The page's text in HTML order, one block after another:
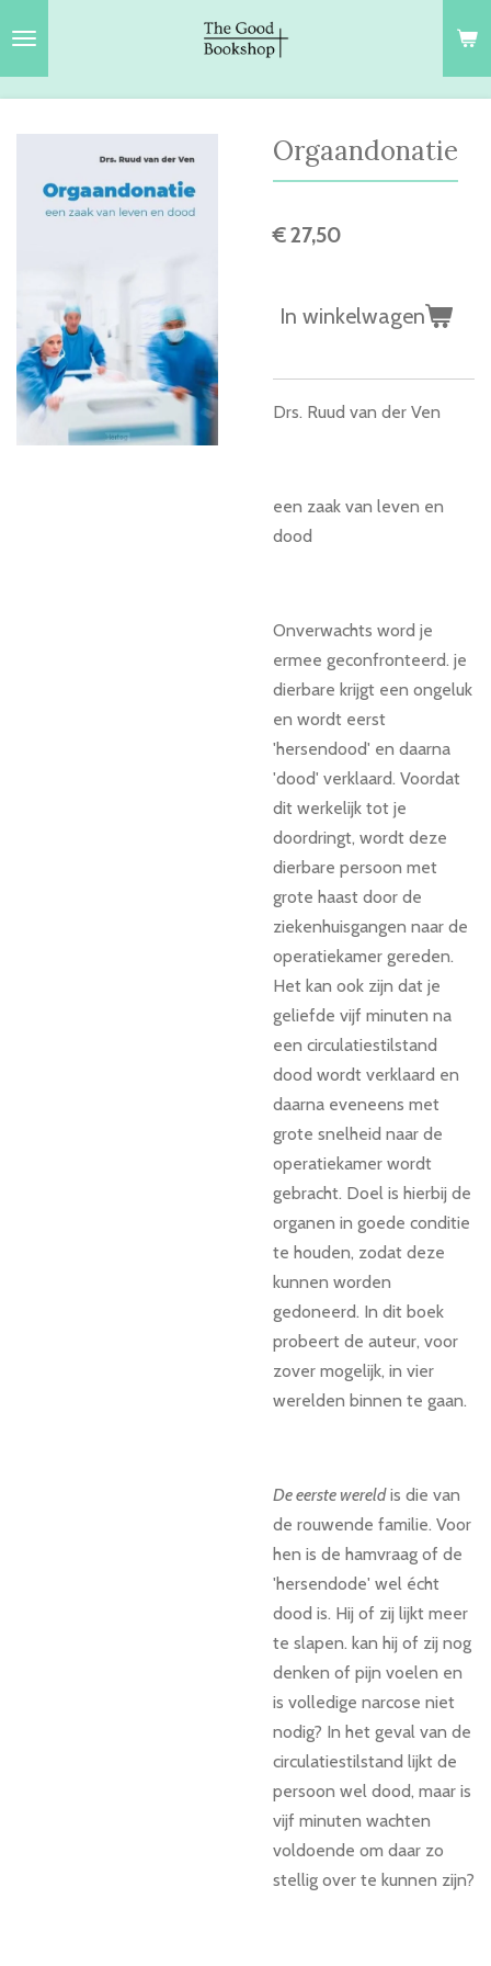
Orgaandonatie
€ 27,50
In winkelwagen
Drs. Ruud van der Ven
een zaak van leven en
dood
Onverwachts word je
ermee geconfronteerd. je
dierbare krijgt een ongeluk
en wordt eerst
'hersendood' en daarna
'dood' verklaard. Voordat
dit werkelijk tot je
doordringt, wordt deze
dierbare persoon met
grote haast door de
ziekenhuisgangen naar de
operatiekamer gereden.
Het kan ook zijn dat je
geliefde vijf minuten na
een circulatiestilstand
dood wordt verklaard en
daarna eveneens met
grote snelheid naar de
operatiekamer wordt
gebracht. Doel is hierbij de
organen in goede conditie
te houden, zodat deze
kunnen worden
gedoneerd. In dit boek
probeert de auteur, voor
zover mogelijk, in vier
werelden binnen te gaan.
De eerste wereldis die van
de rouwende familie. Voor
hen is de hamvraag of de
'hersendode' wel écht
dood is. Hij of zij lijkt meer
te slapen. kan hij of zij nog
denken of pijn voelen en
is volledige narcose niet
nodig? In het geval van de
circulatiestilstand lijkt de
persoon wel dood, maar is
vijf minuten wachten
voldoende om daar zo
stellig over te kunnen zijn?